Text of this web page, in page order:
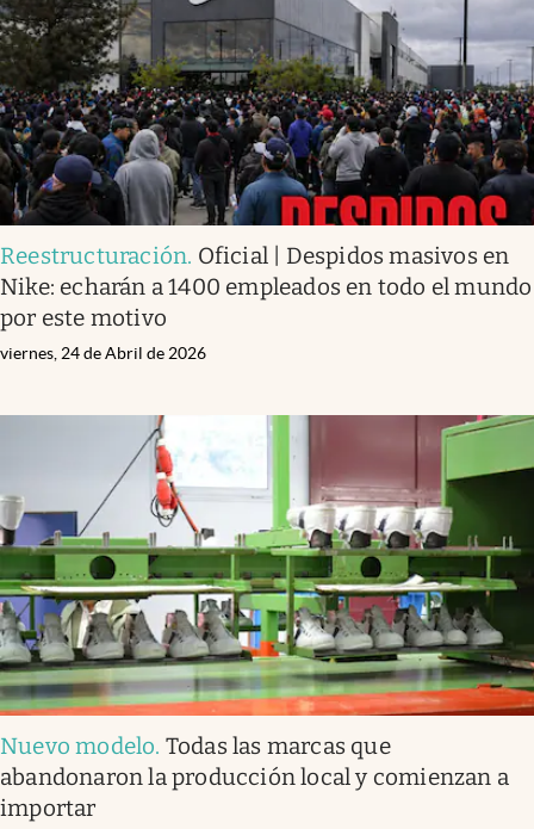
Reestructuración. Oficial | Despidos masivos en
Nike: echarán a 1400 empleados en todo el mundo
por este motivo
viernes, 24 de Abril de 2026
Nuevo modelo. Todas las marcas que
abandonaron la producción local y comienzan a
importar